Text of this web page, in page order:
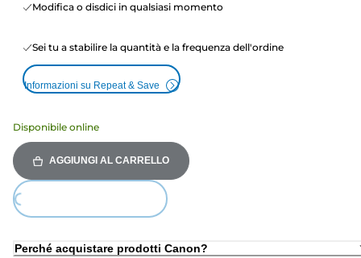
Modifica o disdici in qualsiasi momento
Sei tu a stabilire la quantità e la frequenza dell'ordine
Informazioni su Repeat & Save
Disponibile online
AGGIUNGI AL CARRELLO
Perché acquistare prodotti Canon?